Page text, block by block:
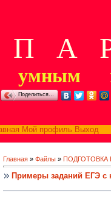
А Р
умным
Поделиться…
Мой профиль Выход
Главная » Файлы » ПОДГОТОВКА
Примеры заданий ЕГЭ с